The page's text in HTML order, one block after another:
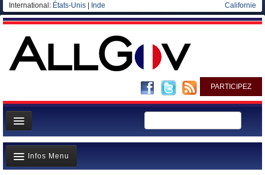
International: États-Unis Inde Californie
PARTICIPEZ
Page d'accueil
Infos
Infos Menu